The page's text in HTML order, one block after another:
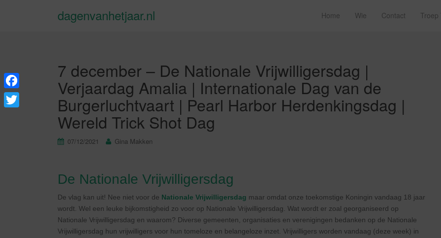
dagenvanhetjaar.nl Home Wie Contact Troep
7 december – De Nationale Vrijwilligersdag |
Verjaardag Amalia | Internationale Dag van de
Burgerluchtvaart | Pearl Harbor Herdenkingsdag |
Wereld Trick Shot Dag
07/12/2021 Gina Makken
De Nationale Vrijwilligersdag
De vlag kan uit! Nee niet voor de Nationale Vrijwilligersdag maar omdat onze toekomstige Koningin vandaag 18 jaar
wordt. Wel een leuke bijkomstigheid zo voor op Nationale Vrijwilligersdag. Wat wordt er zoal georganiseerd op
Nationale Vrijwilligersdag en waarom? Diverse gemeenten, organisaties en verenigingen bedanken op de Nationale
Vrijwilligersdag hun vrijwilligers voor hun tomeloze en belangeloze inzet. Vrijwilligers worden vandaag (deze week) in
F